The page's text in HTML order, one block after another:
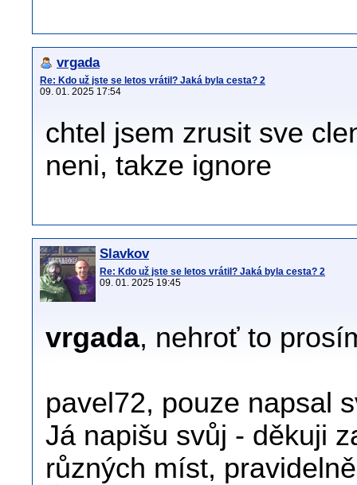
vrgada
Re: Kdo už jste se letos vrátil? Jaká byla cesta? 2
09. 01. 2025 17:54
chtel jsem zrusit sve
neni, takze ignore
Slavkov
Re: Kdo už jste se letos vrátil? Jaká byla cesta? 2
09. 01. 2025 19:45
vrgada, nehroť to
pavel72, pouze napsal
Já napišu svůj - děkuji
různých míst,